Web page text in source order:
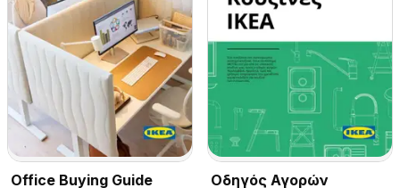
Office Buying Guide
Οδηγός Αγορών